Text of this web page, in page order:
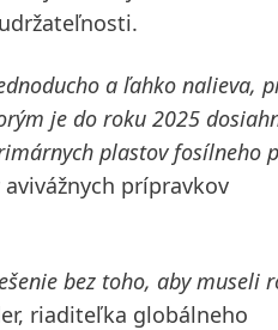
a ľahko nalieva,
je do roku 2025
plastov fosílneho
prípravkov
bez toho, aby museli
riaditeľka globálneho